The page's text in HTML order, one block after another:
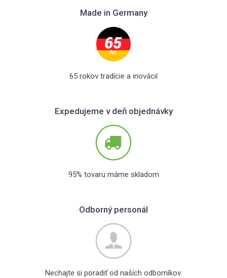
Made in Germany
65 rokov tradície a inovácií
Expedujeme v deň objednávky
95% tovaru máme skladom
Odborný personál
Nechajte si poradiť od naších odborníkov.